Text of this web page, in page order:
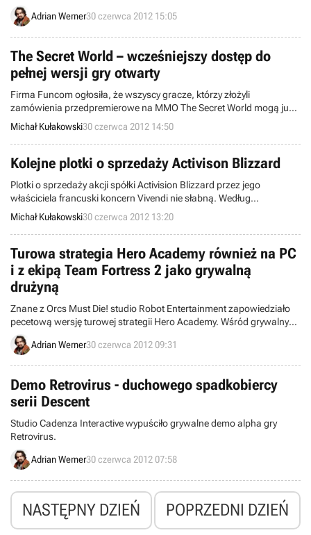
Edycja komputerowa tej brutalnej gry wyścigowej zostanie mocno
ulepszona graficznie i solidnie rozbudowana.
Adrian Werner30 czerwca 2012 15:05
The Secret World – wcześniejszy dostęp do
pełnej wersji gry otwarty
Firma Funcom ogłosiła, że wszyscy gracze, którzy złożyli
zamówienia przedpremierowe na MMO The Secret World mogą już
swobodnie logować się na serwery tytułu i rozpocząć zabawę z grą.
Michał Kułakowski30 czerwca 2012 14:50
Kolejne plotki o sprzedaży Activison Blizzard
Plotki o sprzedaży akcji spółki Activision Blizzard przez jego
właściciela francuski koncern Vivendi nie słabną. Według
najnowszych informacji firma będzie starała się w najbliższym
czasie pozbyć całego posiadanego pakietu ponad 61% udziałów
amerykańskiego giganta.
Michał Kułakowski30 czerwca 2012 13:20
Turowa strategia Hero Academy również na PC
i z ekipą Team Fortress 2 jako grywalną
drużyną
Znane z Orcs Must Die! studio Robot Entertainment zapowiedziało
pecetową wersję turowej strategii Hero Academy. Wśród grywalnych
drużyn znajdzie się ekipa z Team Fortress 2.
Adrian Werner30 czerwca 2012 09:31
Demo Retrovirus - duchowego spadkobiercy
serii Descent
Studio Cadenza Interactive wypuściło grywalne demo alpha gry
Retrovirus.
Adrian Werner30 czerwca 2012 07:58
NASTĘPNY DZIEŃ POPRZEDNI DZIEŃ